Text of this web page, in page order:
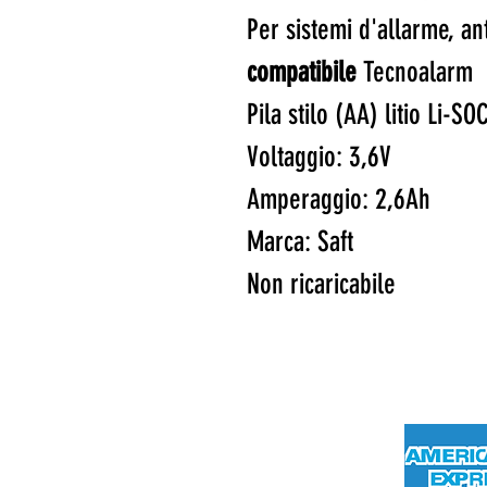
Per sistemi d'allarme,
compatibileTecnoalarm
Pila stilo (AA) litio Li-
Voltaggio: 3,6V
Amperaggio: 2,6Ah
Marca: Saft
Non ricaricabile